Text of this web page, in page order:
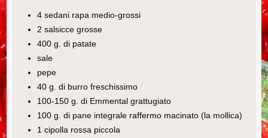
4 sedani rapa medio-grossi
2 salsicce grosse
400 g. di patate
sale
pepe
40 g. di burro freschissimo
100-150 g. di Emmental grattugiato
100 g. di pane integrale raffermo macinato (la mollica)
1 cipolla rossa piccola